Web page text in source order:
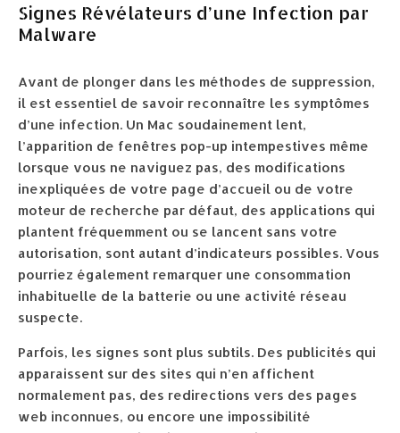
Signes Révélateurs d’une Infection par
Malware
Avant de plonger dans les méthodes de suppression,
il est essentiel de savoir reconnaître les symptômes
d’une infection. Un Mac soudainement lent,
l’apparition de fenêtres pop-up intempestives même
lorsque vous ne naviguez pas, des modifications
inexpliquées de votre page d’accueil ou de votre
moteur de recherche par défaut, des applications qui
plantent fréquemment ou se lancent sans votre
autorisation, sont autant d’indicateurs possibles. Vous
pourriez également remarquer une consommation
inhabituelle de la batterie ou une activité réseau
suspecte.
Parfois, les signes sont plus subtils. Des publicités qui
apparaissent sur des sites qui n’en affichent
normalement pas, des redirections vers des pages
web inconnues, ou encore une impossibilité